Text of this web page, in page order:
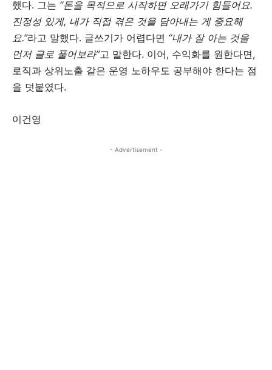
했다. 그는 “돈을 목적으로 시작하면 오래가기 힘들어요.
진정성 있게, 내가 직접 겪은 것을 담아내는 게 중요해
요.”라고 말했다. 글쓰기가 어렵다면 “내가 잘 아는 것을
먼저 글로 풀어보라”고 말한다. 이어, 수익화를 원한다면,
로직과 상위노출 같은 운영 노하우도 공부해야 한다는 점
을 덧붙였다.
이건영
- Advertisement -